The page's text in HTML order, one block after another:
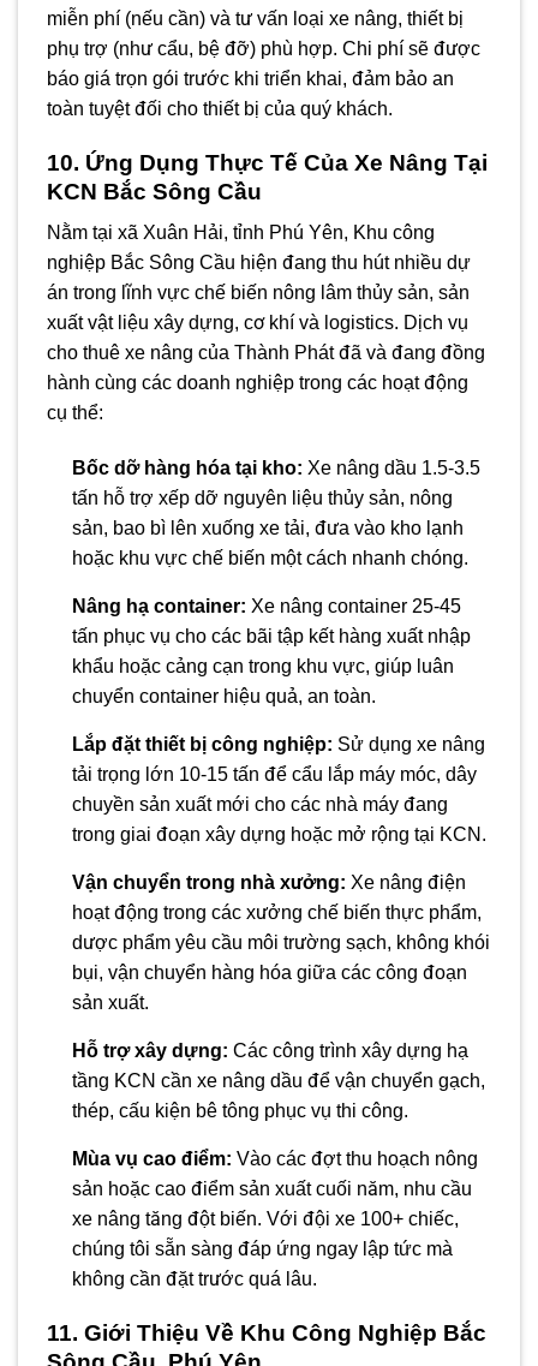
miễn phí (nếu cần) và tư vấn loại xe nâng, thiết bị
phụ trợ (như cẩu, bệ đỡ) phù hợp. Chi phí sẽ được
báo giá trọn gói trước khi triển khai, đảm bảo an
toàn tuyệt đối cho thiết bị của quý khách.
10. Ứng Dụng Thực Tế Của Xe Nâng Tại
KCN Bắc Sông Cầu
Nằm tại xã Xuân Hải, tỉnh Phú Yên, Khu công
nghiệp Bắc Sông Cầu hiện đang thu hút nhiều dự
án trong lĩnh vực chế biến nông lâm thủy sản, sản
xuất vật liệu xây dựng, cơ khí và logistics. Dịch vụ
cho thuê xe nâng của Thành Phát đã và đang đồng
hành cùng các doanh nghiệp trong các hoạt động
cụ thể:
Bốc dỡ hàng hóa tại kho: Xe nâng dầu 1.5-3.5
tấn hỗ trợ xếp dỡ nguyên liệu thủy sản, nông
sản, bao bì lên xuống xe tải, đưa vào kho lạnh
hoặc khu vực chế biến một cách nhanh chóng.
Nâng hạ container: Xe nâng container 25-45
tấn phục vụ cho các bãi tập kết hàng xuất nhập
khẩu hoặc cảng cạn trong khu vực, giúp luân
chuyển container hiệu quả, an toàn.
Lắp đặt thiết bị công nghiệp: Sử dụng xe nâng
tải trọng lớn 10-15 tấn để cẩu lắp máy móc, dây
chuyền sản xuất mới cho các nhà máy đang
trong giai đoạn xây dựng hoặc mở rộng tại KCN.
Vận chuyển trong nhà xưởng: Xe nâng điện
hoạt động trong các xưởng chế biến thực phẩm,
dược phẩm yêu cầu môi trường sạch, không khói
bụi, vận chuyển hàng hóa giữa các công đoạn
sản xuất.
Hỗ trợ xây dựng: Các công trình xây dựng hạ
tầng KCN cần xe nâng dầu để vận chuyển gạch,
thép, cấu kiện bê tông phục vụ thi công.
Mùa vụ cao điểm: Vào các đợt thu hoạch nông
sản hoặc cao điểm sản xuất cuối năm, nhu cầu
xe nâng tăng đột biến. Với đội xe 100+ chiếc,
chúng tôi sẵn sàng đáp ứng ngay lập tức mà
không cần đặt trước quá lâu.
11. Giới Thiệu Về Khu Công Nghiệp Bắc